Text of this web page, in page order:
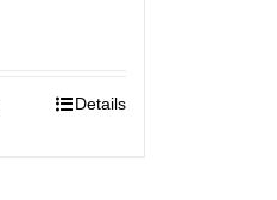
Details